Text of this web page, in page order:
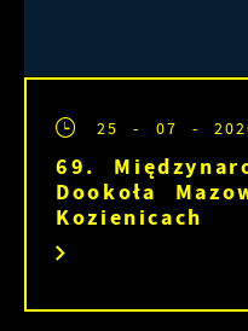
25 - 07 -
69.
Dookoła
Kozienicach